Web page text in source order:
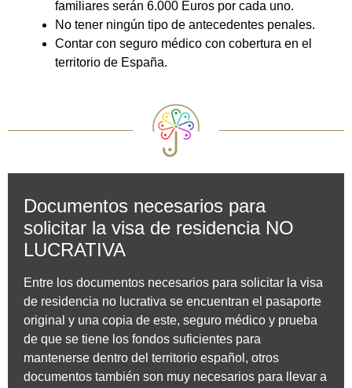
familiares serán 6.000 Euros por cada uno.
No tener ningún tipo de antecedentes penales.
Contar con seguro médico con cobertura en el
territorio de España.
Documentos necesarios para
solicitar la visa de residencia NO
LUCRATIVA
Entre los documentos necesarios para solicitar la visa
de residencia no lucrativa se encuentran el pasaporte
original y una copia de este, seguro médico y prueba
de que se tiene los fondos suficientes para
mantenerse dentro del territorio español, otros
documentos también son muy necesarios para llevar a